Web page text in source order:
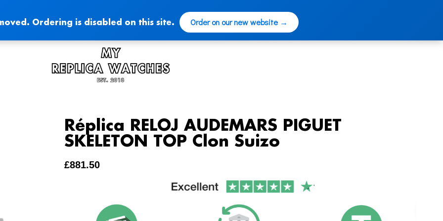
Ordering is disabled on this site. Order on our new website →
Réplica RELOJ AUDEMARS PIGUET
SKELETON TOP Clon Suizo
£881.50